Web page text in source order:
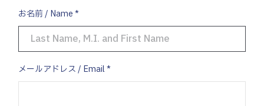
お名前 / Name *
メールアドレス / Email *